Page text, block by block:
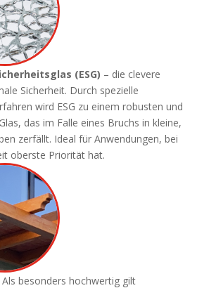
(ESG) – die clevere
Sicherheit. Durch spezielle
wird ESG zu einem robusten und
das im Falle eines Bruchs in kleine,
zerfällt. Ideal für Anwendungen, bei
oberste Priorität hat.
Als besonders hochwertig gilt